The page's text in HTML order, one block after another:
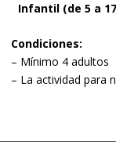
Infantil (de 5 a
Condiciones:
– Mínimo 4 adultos
– La actividad para